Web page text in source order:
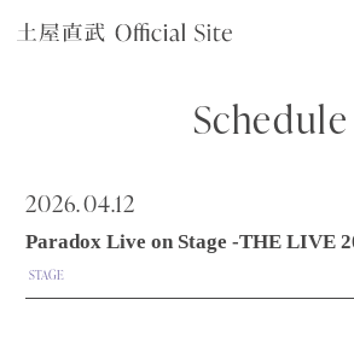
Schedule
2026.04.12
Paradox Live on Stage -THE LIVE
STAGE